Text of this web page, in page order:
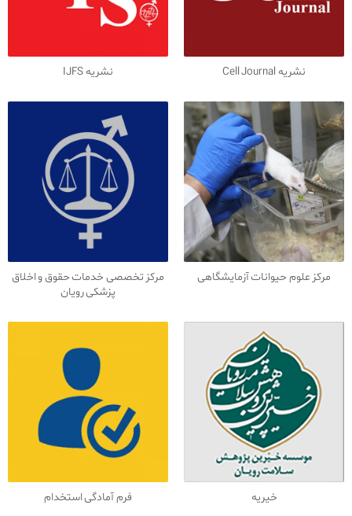
نشریه Cell Journal نشریه IJFS
مرکز علوم حیوانات آزمایشگاهی
مرکز تخصصی خدمات حقوق و اخلاق
پزشکی رویان
خیریه فرم آمادگی استخدام